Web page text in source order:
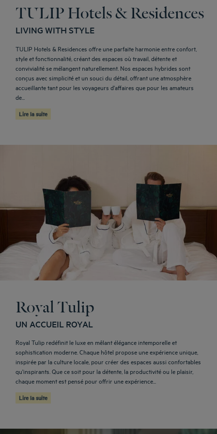
TULIP Hotels & Residences
LIVING WITH STYLE
TULIP Hotels & Residences offre une parfaite harmonie entre confort,
style et fonctionnalité, créant des espaces où travail, détente et
convivialité se mélangent naturellement. Nos espaces hybrides sont
conçus avec simplicité et un souci du détail, offrant une atmosphère
accueillante tant pour les voyageurs d'affaires que pour les amateurs
de...
Lire la suite
Royal Tulip
UN ACCUEIL ROYAL
Royal Tulip redéfinit le luxe en mêlant élégance intemporelle et
sophistication moderne. Chaque hôtel propose une expérience unique,
inspirée par la culture locale, pour créer des espaces aussi confortables
qu'inspirants. Que ce soit pour la détente, la productivité ou le plaisir,
chaque moment est pensé pour offrir une expérience...
Lire la suite